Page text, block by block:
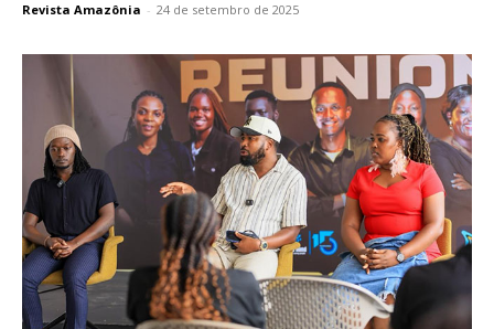
Revista Amazônia - 24 de setembro de 2025